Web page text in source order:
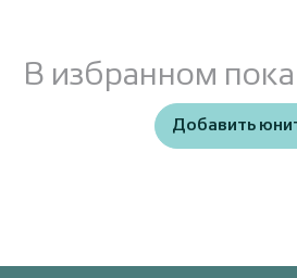
В избранном
Добавить